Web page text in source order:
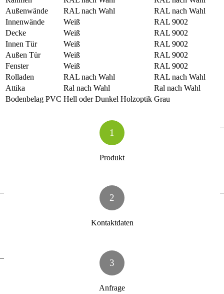
Außenwände
RAL nach Wahl
RAL nach Wahl
Innenwände
Weiß
RAL 9002
Decke
Weiß
RAL 9002
Innen Tür
Weiß
RAL 9002
Außen Tür
Weiß
RAL 9002
Fenster
Weiß
RAL 9002
Rolladen
RAL nach Wahl
RAL nach Wahl
Attika
Ral nach Wahl
Ral nach Wahl
Bodenbelag PVC Hell oder Dunkel Holzoptik Grau
1
Produkt
2
Kontaktdaten
3
Anfrage